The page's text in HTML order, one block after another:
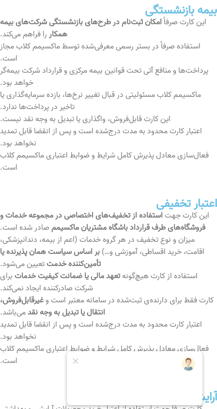
بیمه بازنشستگی
این کارت صرفاًامکان ثبت‌نام در طرح‌های بازنشستگی شرکت‌های بیمه
همکاررا فراهم می‌کند.
استفاده صرفاً در بستر رسمی معرفی‌شده توسط ماکسیمم کلاب مجاز
است.
پرداخت‌ها و منافع آتی تحت قوانین بیمه مرکزی و قرارداد شرکت بیمه‌گر
خواهد بود.
ماکسیمم کلاب مسئولیتی در قبال تغییر نرخ‌ها، بازده سرمایه‌گذاری یا
تاخیر در پرداخت‌ها ندارد.
این کارت قابل‌فروش، واگذاری یا تبدیل به وجه نقد نیست.
اعتبار کارت محدود به مدت درج‌شده است و پس از انقضا قابل تمدید
نخواهد بود.
فعال‌سازی معادل پذیرش کامل شرایط و ضوابط اعتباری ماکسیمم کلاب
است.
اعتبار تخفیفی
این کارت جهتاستفاده از تخفیف‌های اختصاصی در مجموعه خدمات و
فروشگاه‌های طرف قرارداد باشگاه مشتریان ماکسیممصادر شده است.
میزان و نوع تخفیف در هر گروه خدمات (اعم از بیمه، دندانپزشکی،
اقامت، خرید اقساطی، آموزشی و…)بر اساس سیاست همان پذیرنده یا
تأمین‌کننده خدمتتعیین می‌شود.
استفاده از کارت هیچ‌گونهتعهد مالی یا ضمانت کیفیت خدماتبرای
شرکت صادرکننده ایجاد نمی‌کند.
کارت فقط برای دارنده‌ی ثبت‌شده در سامانه معتبر است وغیرقابل‌فروش،
انتقال یا تبدیل به وجه نقدمی‌باشد.
اعتبار کارت محدود به مدت درج‌شده است و پس از انقضا قابل تمدید
نخواهد بود.
فعال‌سازی معادل پذیرش کامل شرایط و ضوابط اعتباری ماکسیمم کلاب
است.
آرایشی و بهداشتی